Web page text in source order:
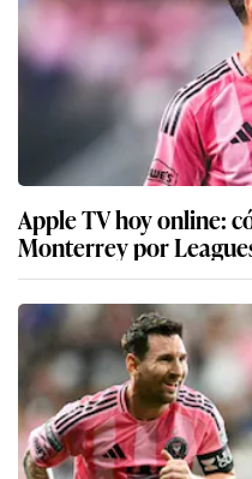
Apple TV hoy online:
Monterrey por